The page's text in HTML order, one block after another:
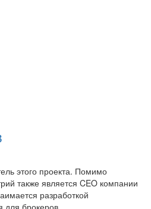
этого проекта. Помимо
также является CEO компании
разработкой